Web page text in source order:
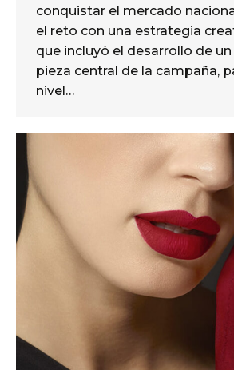
conquistar el mercado
el reto con una estrategia
que incluyó el desarrollo de
pieza central de la campaña,
nivel…